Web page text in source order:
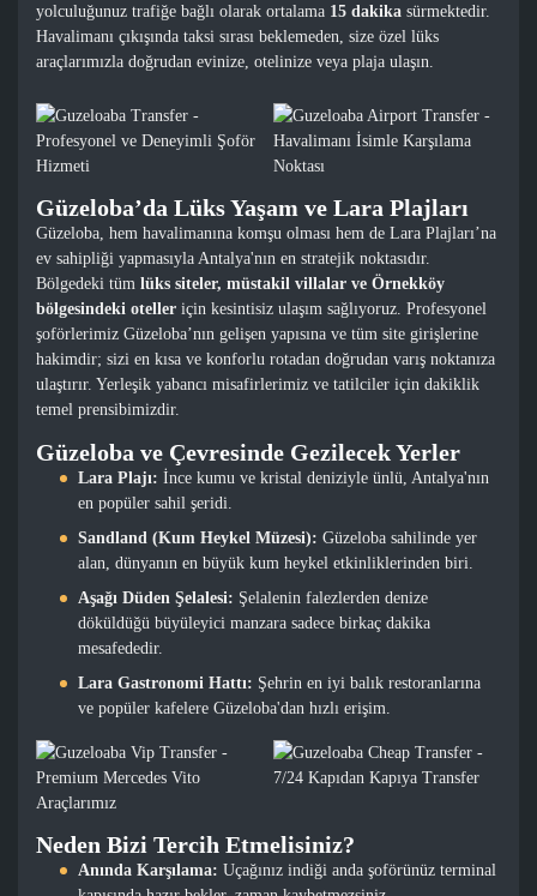
yolculuğunuz trafiğe bağlı olarak ortalama 15 dakika sürmektedir.
Havalimanı çıkışında taksi sırası beklemeden, size özel lüks
araçlarımızla doğrudan evinize, otelinize veya plaja ulaşın.
Güzeloba’da Lüks Yaşam ve Lara Plajları
Güzeloba, hem havalimanına komşu olması hem de Lara Plajları’na
ev sahipliği yapmasıyla Antalya'nın en stratejik noktasıdır.
Bölgedeki tümlüks siteler, müstakil villalar ve Örnekköy
bölgesindeki oteller için kesintisiz ulaşım sağlıyoruz. Profesyonel
şoförlerimiz Güzeloba’nın gelişen yapısına ve tüm site girişlerine
hakimdir; sizi en kısa ve konforlu rotadan doğrudan varış noktanıza
ulaştırır. Yerleşik yabancı misafirlerimiz ve tatilciler için dakiklik
temel prensibimizdir.
Güzeloba ve Çevresinde Gezilecek Yerler
Lara Plajı: İnce kumu ve kristal deniziyle ünlü, Antalya'nın
en popüler sahil şeridi.
Sandland (Kum Heykel Müzesi): Güzeloba sahilinde yer
alan, dünyanın en büyük kum heykel etkinliklerinden biri.
Aşağı Düden Şelalesi: Şelalenin falezlerden denize
döküldüğü büyüleyici manzara sadece birkaç dakika
mesafededir.
Lara Gastronomi Hattı: Şehrin en iyi balık restoranlarına
ve popüler kafelere Güzeloba'dan hızlı erişim.
Neden Bizi Tercih Etmelisiniz?
Anında Karşılama: Uçağınız indiği anda şoförünüz terminal